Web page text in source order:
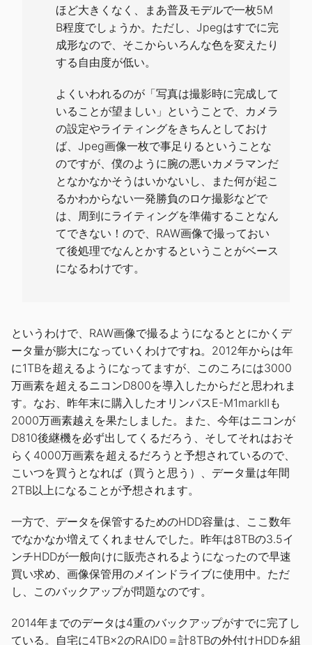
ほど大きくなく、まあ普及モデルで一枚5M
B程度でしょうか。ただし、Jpegはすでに完
成形なので、そこからいろんな色を変えたり
する自由度が低い。
よくいわれるのが「写真は撮影時に完成して
いることが望ましい」ということで、カメラ
の設定やライティングをきちんとしておけ
ば、Jpeg画像一枚で事足りるということな
のですが、僕のように腕の悪いカメラマンだ
となかなかそうはいかないし、また何が起こ
るかわからない一発勝負のロケ撮影などで
は、周到にライティングを準備することなん
てできない！ので、RAW画像で撮っておい
て後処理でなんとかするということがベース
になるわけです。
というわけで、RAW画像で撮るようになるととにかくデ
ータ量が膨大になっていくわけですね。2012年からは年
に1TBを超えるようになってますが、このころには3000
万画素を超えるニコンD800を導入したからだと思われま
す。なお、昨年末に購入したオリンパスE-M1markⅡも
2000万画素越えを果たしました。また、今年はニコンが
D810後継機を必ず出してくるだろう、そしてそれはおそ
らく4000万画素を超えるだろうと予想されているので、
こいつを買うとなれば（買うと思う）、データ量は年間
2TB以上になることが予想されます。
一方で、データを保管するためのHDD容量は、ここ数年
でなかなか増えてくれませんでした。昨年は8TBの3.5イ
ンチHDDが一般向けに販売されるようになったので早速
買い求め、画像保管用のメインドライブに使用中。ただ
し、このバックアップが問題なのです。
2014年までのデータは4重のバックアップがすでに完了し
ている。自宅に4TB×2のRAID0＝計8TBの外付けHDDを組